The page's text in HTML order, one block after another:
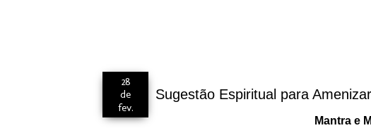
28
de
fev.
Sugestão Espiritual para
Mantra e